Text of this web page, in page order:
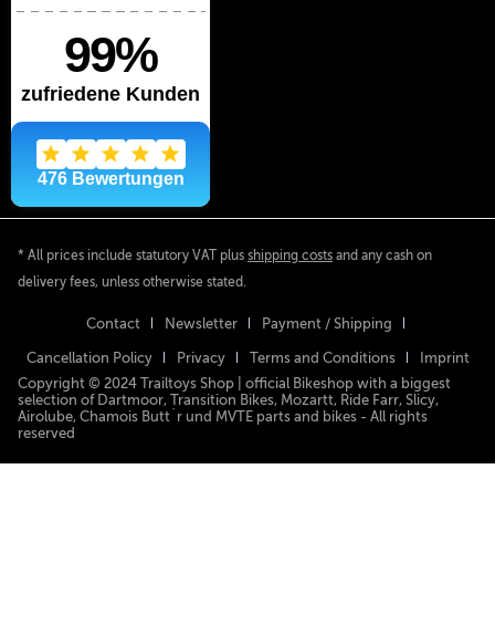
* All prices include statutory VAT plus shipping costs and any cash on
delivery fees, unless otherwise stated.
Contact Newsletter Payment / Shipping
Cancellation Policy Privacy Terms and Conditions
Imprint
Copyright © 2024 Trailtoys Shop | official Bikeshop with a biggest
selection of Dartmoor, Transition Bikes, Mozartt, Ride Farr, Slicy,
Airolube, Chamois Butt´r und MVTE parts and bikes - All rights
reserved